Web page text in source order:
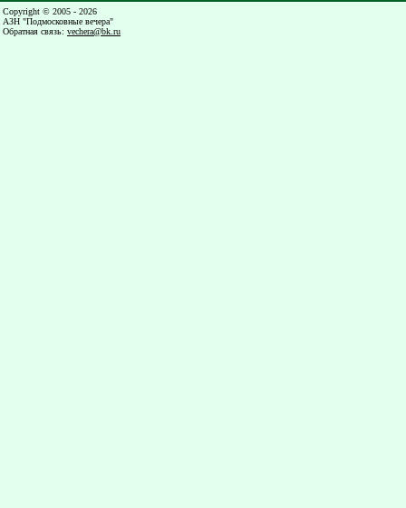
Copyright © 2005 - 2026
АЗН "Подмосковные вечера"
Обратная связь: vechera@bk.ru